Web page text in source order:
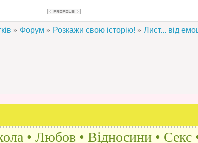
» Форум » Розкажи свою історію! » Лист... від
• Любов • Відносини • Секс